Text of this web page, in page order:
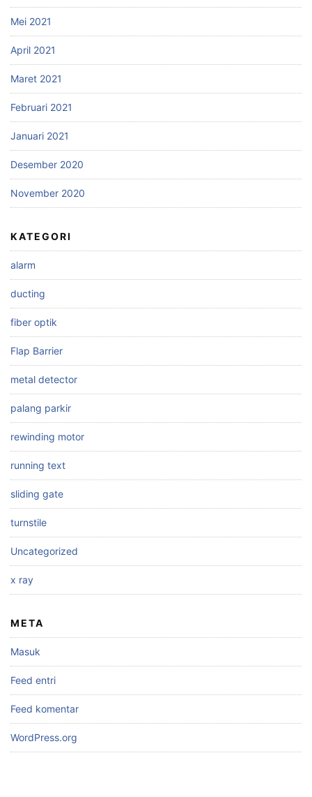
Mei 2021
April 2021
Maret 2021
Februari 2021
Januari 2021
Desember 2020
November 2020
KATEGORI
alarm
ducting
fiber optik
Flap Barrier
metal detector
palang parkir
rewinding motor
running text
sliding gate
turnstile
Uncategorized
x ray
META
Masuk
Feed entri
Feed komentar
WordPress.org